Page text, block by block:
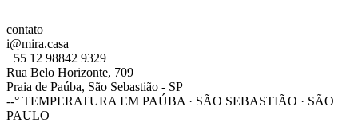
contato
i@mira.casa
+55 12 98842 9329
Rua Belo Horizonte, 709
Praia de Paúba, São Sebastião - SP
--° TEMPERATURA EM PAÚBA · SÃO SEBASTIÃO · SÃO
PAULO